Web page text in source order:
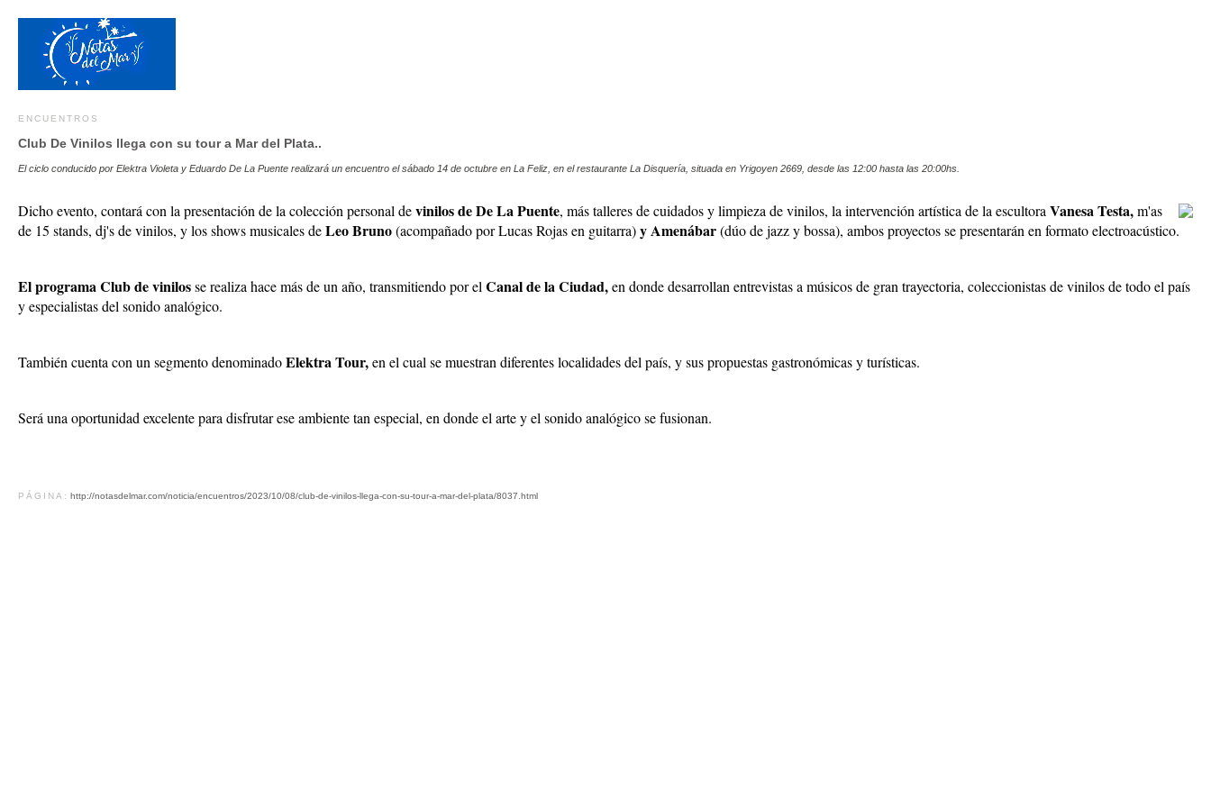
ENCUENTROS
Club De Vinilos llega con su tour a Mar del Plata..
El ciclo conducido por Elektra Violeta y Eduardo De La Puente realizará un encuentro el sábado 14 de octubre en La Feliz, en el restaurante La Disquería, situada en Yrigoyen 2669, desde las 12:00 hasta las 20:00hs.
Dicho evento, contará con la presentación de la colección personal devinilos de De La Puente, más talleres de cuidados y limpieza de vinilos, la intervención artística de la escultora Vanesa Testa,m'as
de 15 stands, dj's de vinilos, y los shows musicales deLeo Bruno(acompañado por Lucas Rojas en guitarra)y Amenábar(dúo de jazz y bossa), ambos proyectos se presentarán en formato electroacústico.
El programa Club de vinilosse realiza hace más de un año, transmitiendo por el Canal de la Ciudad,en donde desarrollan entrevistas a músicos de gran trayectoria, coleccionistas de vinilos de todo el país
y especialistas del sonido analógico.
También cuenta con un segmento denominadoElektra Tour,en el cual se muestran diferentes localidades del país, y sus propuestas gastronómicas y turísticas.
Será una oportunidad excelente para disfrutar ese ambiente tan especial, en donde el arte y el sonido analógico se fusionan.
PÁGINA: http://notasdelmar.com/noticia/encuentros/2023/10/08/club-de-vinilos-llega-con-su-tour-a-mar-del-plata/8037.html